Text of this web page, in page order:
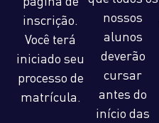
inscrição.
Você terá
iniciado seu
processo de
matrícula.
nossos
alunos
deverão
cursar
antes do
início das